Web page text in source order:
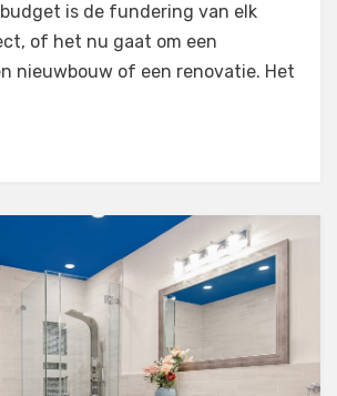
is de fundering van elk
of het nu gaat om een
nieuwbouw of een renovatie. Het